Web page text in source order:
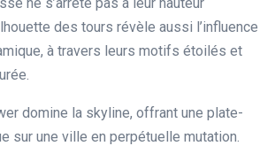
des tours révèle aussi l’influence
à travers leurs motifs étoilés et
domine la skyline, offrant une plate-
sur une ville en perpétuelle mutation.